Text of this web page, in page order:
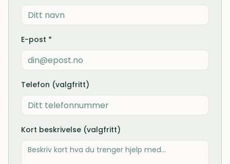
E-post *
Telefon (valgfritt)
Kort beskrivelse (valgfritt)